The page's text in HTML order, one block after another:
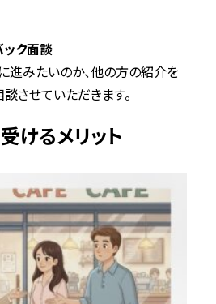
ク面談
進みたいのか、他の方の紹介を
させていただきます。
けるメリット